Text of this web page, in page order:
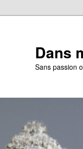
Dans
Sans passion